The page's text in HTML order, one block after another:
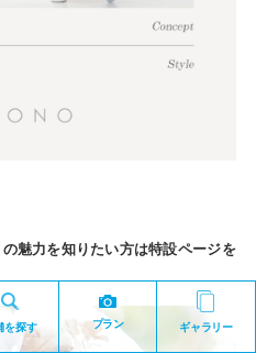
を探す プラン ギャラリー
魅力を知りたい方は特設ページを